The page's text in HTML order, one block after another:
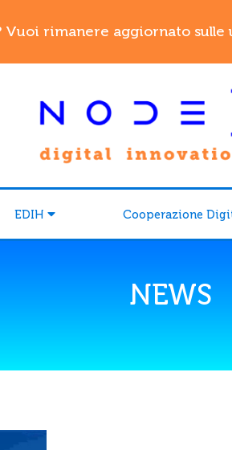
Vuoi rimanere aggiornato
EDIH Cooperazione
NEWS